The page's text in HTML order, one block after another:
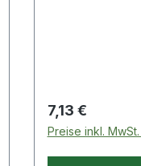
Regulärer
7,13 €
Preise inkl.